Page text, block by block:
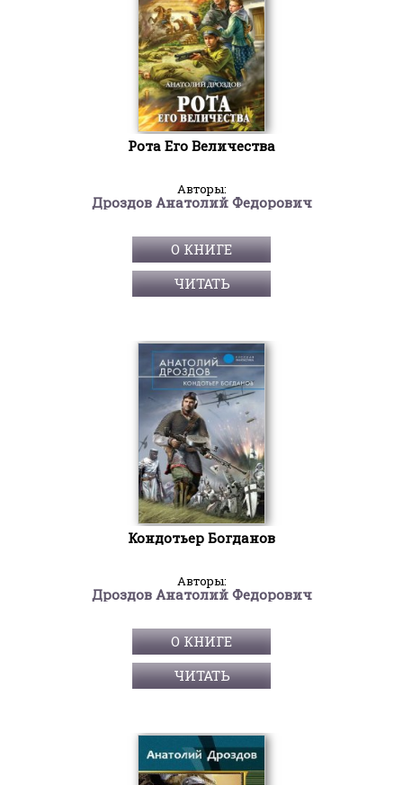
Рота Его Величества
Авторы:
Дроздов Анатолий Федорович
О КНИГЕ
ЧИТАТЬ
Кондотьер Богданов
Авторы:
Дроздов Анатолий Федорович
О КНИГЕ
ЧИТАТЬ